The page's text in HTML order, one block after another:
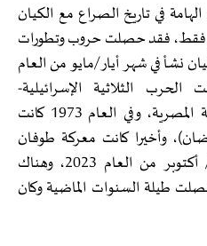
في تاريخ الصراع مع الكيان
فقط، فقد حصلت حروب وتطورات
نشأ في شهر أيار/مايو من العام
وفي العام 1956 كانت الحرب الثلاثية الإسرائيلية-
البريطانية- الفرنسية على الدولة المصرية، وفي العام 1973 كانت
وأخيرا كانت معركة طوفان
الأقصى في شهر تشرين الأول/ أكتوبر من العام 2023، وهناك
طيلة السنوات الماضية وكان